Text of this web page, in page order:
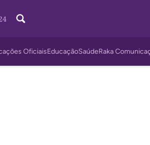
OficiaisEducaçãoSaúdeRaka